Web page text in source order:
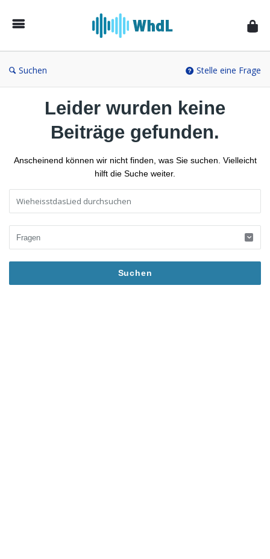
von
Suchen Stelle eine Frage
Leider wurden keine
Beiträge gefunden.
Anscheinend können wir nicht finden, was Sie suchen. Vielleicht
hilft die Suche weiter.